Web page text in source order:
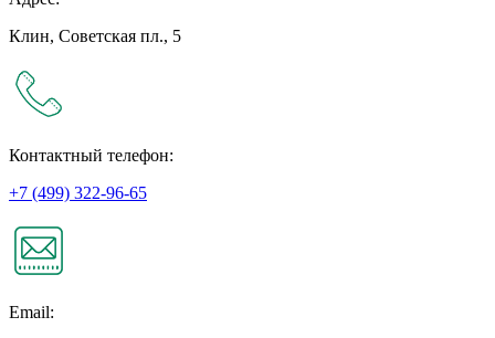
Клин, Советская пл., 5
Контактный телефон:
+7 (499) 322-96-65
Email: